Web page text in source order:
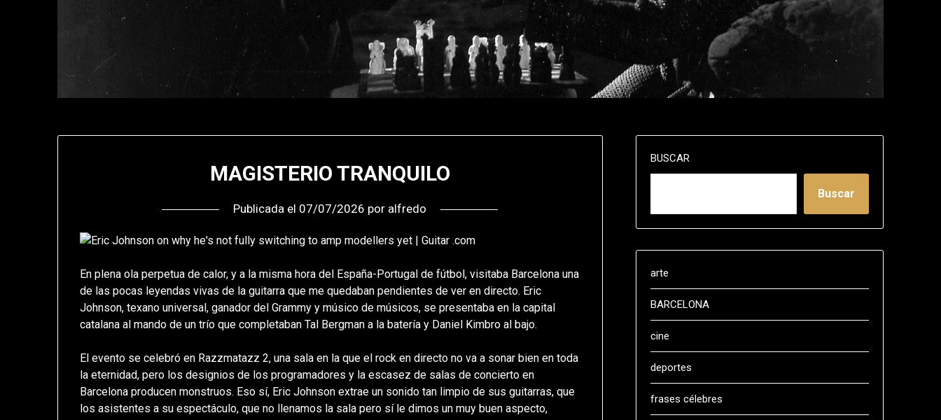
MAGISTERIO TRANQUILO
Publicada el 07/07/2026 por alfredo
En plena ola perpetua de calor, y a la misma hora del España-Portugal de fútbol, visitaba Barcelona una
de las pocas leyendas vivas de la guitarra que me quedaban pendientes de ver en directo. Eric
Johnson, texano universal, ganador del Grammy y músico de músicos, se presentaba en la capital
catalana al mando de un trío que completaban Tal Bergman a la batería y Daniel Kimbro al bajo.
El evento se celebró en Razzmatazz 2, una sala en la que el rock en directo no va a sonar bien en toda
la eternidad, pero los designios de los programadores y la escasez de salas de concierto en
Barcelona producen monstruos. Eso sí, Eric Johnson extrae un sonido tan limpio de sus guitarras, que
los asistentes a su espectáculo, que no llenamos la sala pero sí le dimos un muy buen aspecto,
BUSCAR
Buscar
arte
BARCELONA
cine
deportes
frases célebres